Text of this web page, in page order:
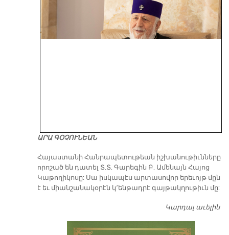
ԱՐԱ ԳՕՉՈՒՆԵԱՆ
​Հայաստանի Հանրապետութեան իշխանութիւնները
որոշած են դատել Տ.Տ. Գարեգին Բ. Ամենայն Հայոց
Կաթողիկոսը: Սա իսկապէս արտասովոր երեւոյթ մըն
է եւ միանշանակօրէն կ՚ենթադրէ գայթակղութիւն մը:
Կարդալ աւելին